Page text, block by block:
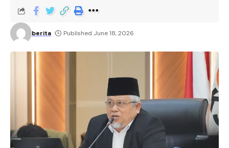
berita Published June 18, 2026